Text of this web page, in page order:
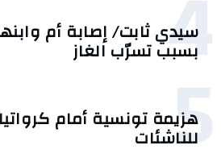
4
سيدي ثابت/ إصابة أم
بسبب تسرّب الغاز
5
هزيمة تونسية أمام
للناشئات